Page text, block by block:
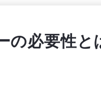
の必要性と